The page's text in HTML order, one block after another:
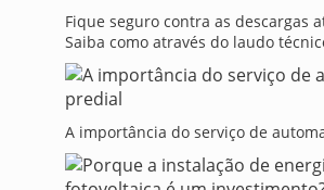
Fique seguro contra as descargas
Saiba como através do laudo
A importância do serviço de